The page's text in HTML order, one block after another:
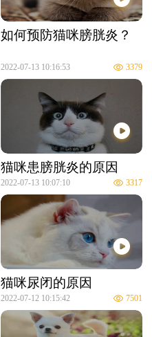
如何预防猫咪膀胱炎？
2022-07-13 10:16:53 3379
猫咪患膀胱炎的原因
2022-07-13 10:07:10 3317
猫咪尿闭的原因
2022-07-12 10:15:42 7501